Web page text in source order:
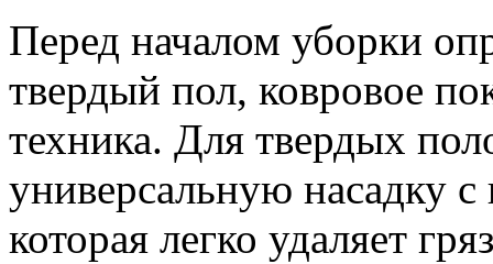
Перед началом уборки
твердый пол, ковровое
техника. Для твердых
универсальную насадку
которая легко удаляет